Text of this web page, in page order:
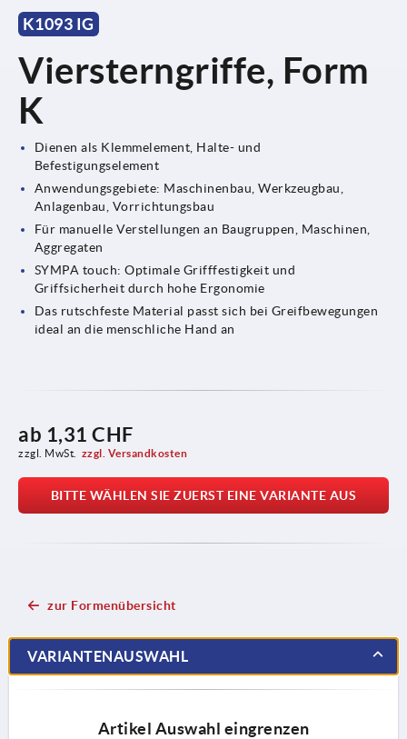
K1093 IG
Viersterngriffe, Form
K
Dienen als Klemmelement, Halte- und
Befestigungselement
Anwendungsgebiete: Maschinenbau, Werkzeugbau,
Anlagenbau, Vorrichtungsbau
Für manuelle Verstellungen an Baugruppen, Maschinen,
Aggregaten
SYMPA touch: Optimale Grifffestigkeit und
Griffsicherheit durch hohe Ergonomie
Das rutschfeste Material passt sich bei Greifbewegungen
ideal an die menschliche Hand an
ab 1,31 CHF
zzgl. MwSt. zzgl. Versandkosten
BITTE WÄHLEN SIE ZUERST EINE VARIANTE AUS
zur Formenübersicht
VARIANTENAUSWAHL
Artikel Auswahl eingrenzen